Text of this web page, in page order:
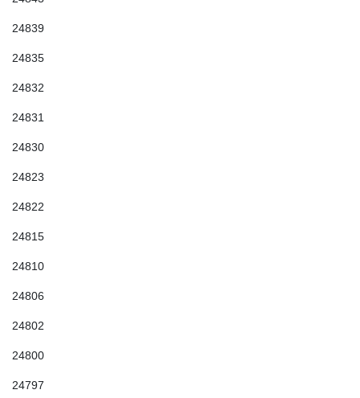
24839
24835
24832
24831
24830
24823
24822
24815
24810
24806
24802
24800
24797